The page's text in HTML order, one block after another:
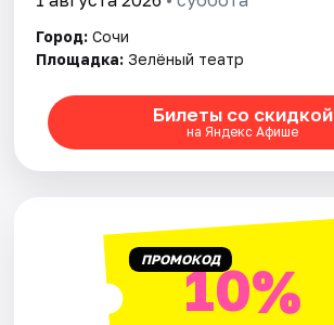
Артисты
Рейтинги
Город: Сочи
Площадка: Зелёный театр
Билеты со скидкой
на Яндекс Афише
ПРОМОКОД10%